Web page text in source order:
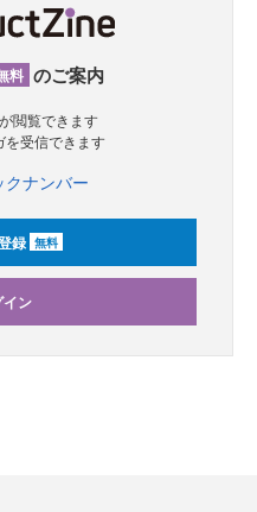
料 のご案内
閲覧できます
を受信できます
クナンバー
録 無料
イン